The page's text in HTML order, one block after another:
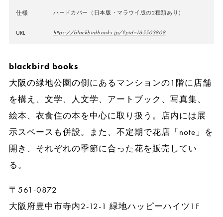
仕様 ハードカバー（日本版・マラウイ版の2種類あり）
URL https://blackbirdbooks.jp/?pid=165503808
blackbird books
大阪の緑地公園の側にあるマンションの1階に店舗
を構え、文学、人文学、アートブック、写真集、
絵本、衣食住の本を中心に取り扱う。店内には展
示スペースも併設。また、不定期で花店「note」を
開き、それぞれの季節に合った花を販売してい
る。
〒561-0872
大阪府豊中市寺内2-12-1 緑地ハッピーハイツ1F